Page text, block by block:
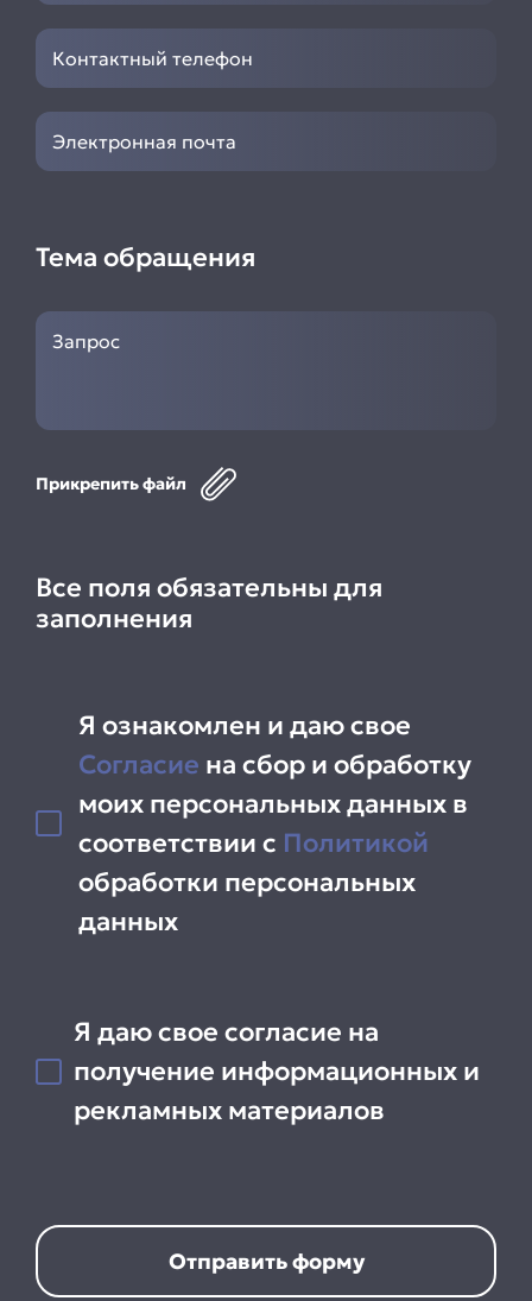
Тема обращения
Прикрепить файл
Все поля обязательны для
заполнения
Я ознакомлен и даю свое
Согласие на сбор и обработку
моих персональных данных в
соответствии с Политикой
обработки персональных
данных
Я даю свое согласие на
получение информационных и
рекламных материалов
Отправить форму